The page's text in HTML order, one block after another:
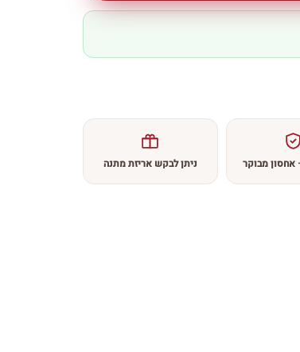
אחסון מבוקר ניתן לבקש אריזת מתנה